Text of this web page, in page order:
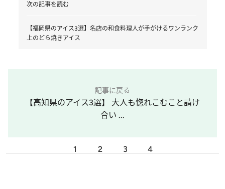
次の記事を読む
【福岡県のアイス3選】名店の和食料理人が手がけるワンランク
上のどら焼きアイス
記事に戻る
【高知県のアイス3選】 大人も惚れこむこと請け
合い ...
1 2 3 4